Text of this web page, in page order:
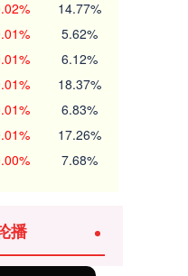
14.77%
5.62%
6.12%
18.37%
6.83%
17.26%
7.68%
播